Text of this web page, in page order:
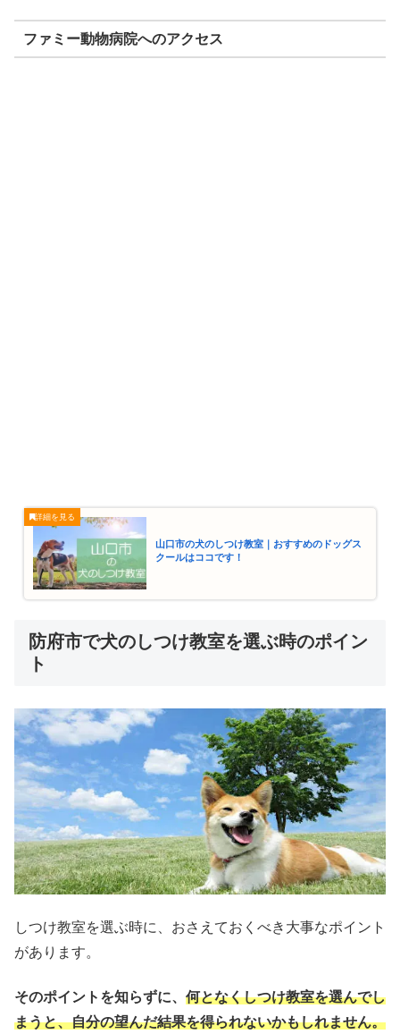
ファミー動物病院へのアクセス
山口市の犬のしつけ教室｜おすすめのドッグス
クールはココです！
防府市で犬のしつけ教室を選ぶ時のポイン
ト
しつけ教室を選ぶ時に、おさえておくべき大事なポイント
があります。
そのポイントを知らずに、 何となくしつけ教室を選んでし
まうと、自分の望んだ結果を得られないかもしれません。